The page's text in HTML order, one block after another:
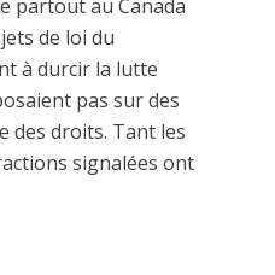
partout au Canada
de loi du
à durcir la lutte
pas sur des
des droits. Tant les
signalées ont